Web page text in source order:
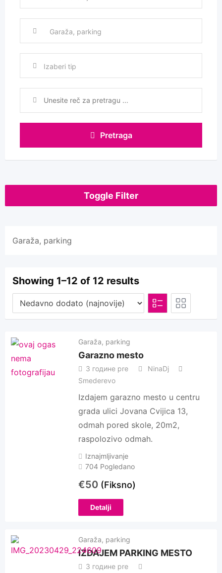
Izaberi tip
Pretraga
Toggle Filter
Garaža, parking
Showing 1–12 of 12 results
Garaža, parking
Garazno mesto
3 године pre
NinaDj
Smederevo
Izdajem garazno mesto u centru
grada ulici Jovana Cvijica 13,
odmah pored skole, 20m2,
raspolozivo odmah.
Iznajmljivanje
704 Pogledano
€50 (Fiksno)
Detalji
Garaža, parking
IZDAJEM PARKING MESTO
3 године pre